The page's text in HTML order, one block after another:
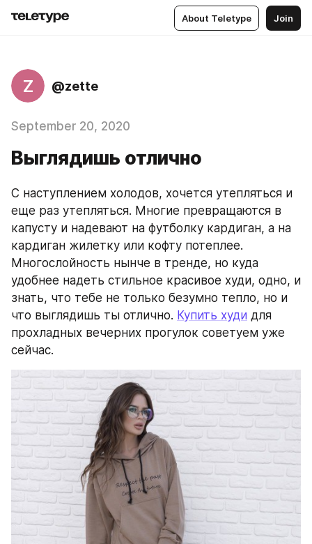
About Teletype Join
Z @zette
September 20, 2020
Выглядишь отлично
С наступлением холодов, хочется утепляться и
еще раз утепляться. Многие превращаются в
капусту и надевают на футболку кардиган, а на
кардиган жилетку или кофту потеплее.
Многослойность нынче в тренде, но куда
удобнее надеть стильное красивое худи, одно, и
знать, что тебе не только безумно тепло, но и
что выглядишь ты отлично. Купить худи для
прохладных вечерних прогулок советуем уже
сейчас.